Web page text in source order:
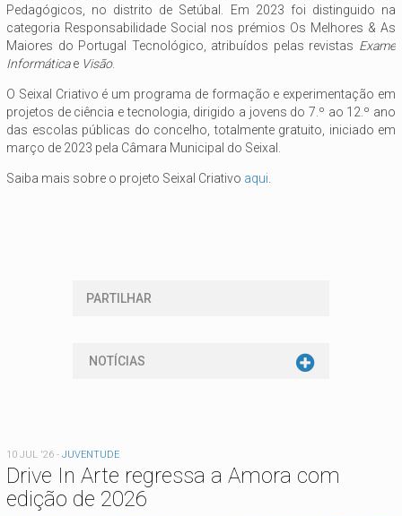
Pedagógicos, no distrito de Setúbal. Em 2023 foi distinguido na
categoria Responsabilidade Social nos prémios Os Melhores & As
Maiores do Portugal Tecnológico, atribuídos pelas revistas Exame
Informáticae Visão.
O Seixal Criativo é um programa de formação e experimentação em
projetos de ciência e tecnologia, dirigido a jovens do 7.º ao 12.º ano
das escolas públicas do concelho, totalmente gratuito, iniciado em
março de 2023 pela Câmara Municipal do Seixal.
Saiba mais sobre o projeto Seixal Criativo aqui
PARTILHAR
NOTÍCIAS
10 JUL '26 - JUVENTUDE
Drive In Arte regressa a Amora com
edição de 2026